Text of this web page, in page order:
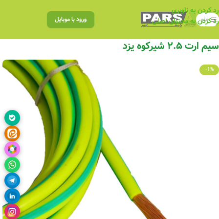
رد کردن به ناوبری
رد کردن به محتوای اصلی
منو ورود با موبایل
سیم ارت ۲.۵ شیرکوه یزد
-1%